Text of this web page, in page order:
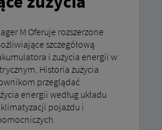
M Oferuje rozszerzone
szczegółową
i zużycia energii w
Historia zużycia
przeglądać
energii według układu
pojazdu i